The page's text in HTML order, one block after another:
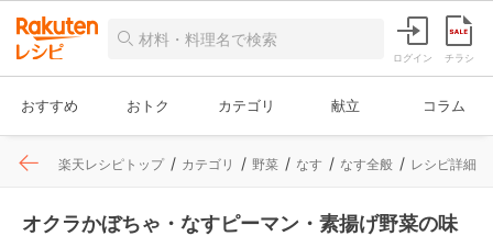
ログイン チラシ
おすすめ おトク カテゴリ 献立 コラム
楽天レシピトップ カテゴリ 野菜 なす なす全般 レシピ詳細
オクラかぼちゃ・なすピーマン・素揚げ野菜の味